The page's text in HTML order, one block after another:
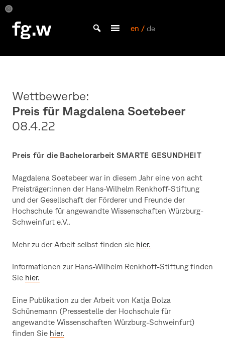
Skip
content
fg.w
Bachelor Kommunikationsdesign und Master Design & Information studieren
en / de
Wettbewerbe:
Preis für Magdalena Soetebeer
08.4.22
Preis für die Bachelorarbeit SMARTE GESUNDHEIT
Magdalena Soetebeer war in diesem Jahr eine von acht
Preisträger:innen der Hans-Wilhelm Renkhoff-Stiftung
und der Gesellschaft der Förderer und Freunde der
Hochschule für angewandte Wissenschaften Würzburg-
Schweinfurt e.V..
Mehr zu der Arbeit selbst finden sie hier.
Informationen zur Hans-Wilhelm Renkhoff-Stiftung finden
Sie hier.
Eine Publikation zu der Arbeit von Katja Bolza
Schünemann (Pressestelle der Hochschule für
angewandte Wissenschaften Würzburg-Schweinfurt)
finden Sie hier.
Soertebeer
Soetebeer